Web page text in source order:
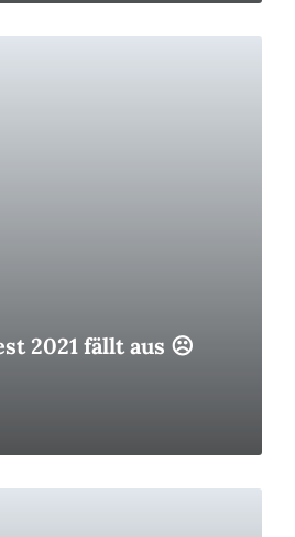
2021 fällt aus ☹